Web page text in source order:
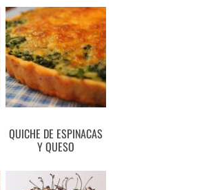
QUICHE DE ESPINACAS
Y QUESO